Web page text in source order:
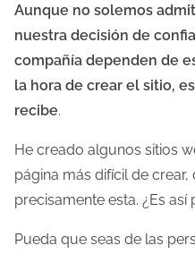
e
l
a
e
n
a
d
a
Aunque no solemos
nuestra decisión de
compañía dependen de
la hora de crear el sitio,
recibe.
He creado algunos sitios
página más difícil de
precisamente esta. ¿Es así
Pueda que seas de las